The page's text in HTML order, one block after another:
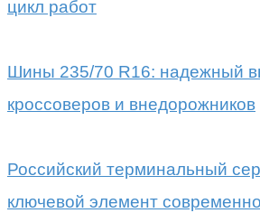
цикл работ
Шины 235/70 R16: надежный
кроссоверов и внедорожников
Российский терминальный
ключевой элемент